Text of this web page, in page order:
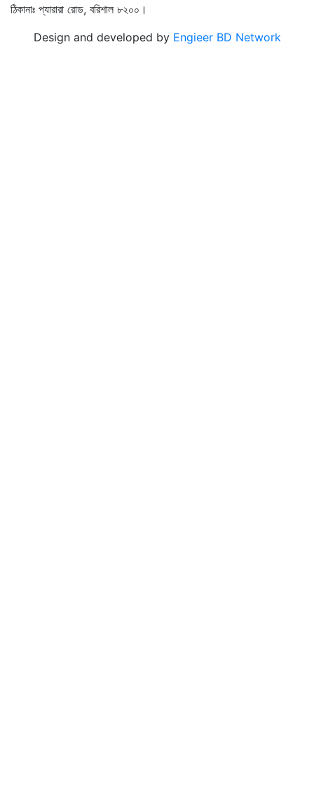
ঠিকানাঃ প্যারারা রোড, বরিশাল ৮২০০।
Design and developed by Engieer BD Network